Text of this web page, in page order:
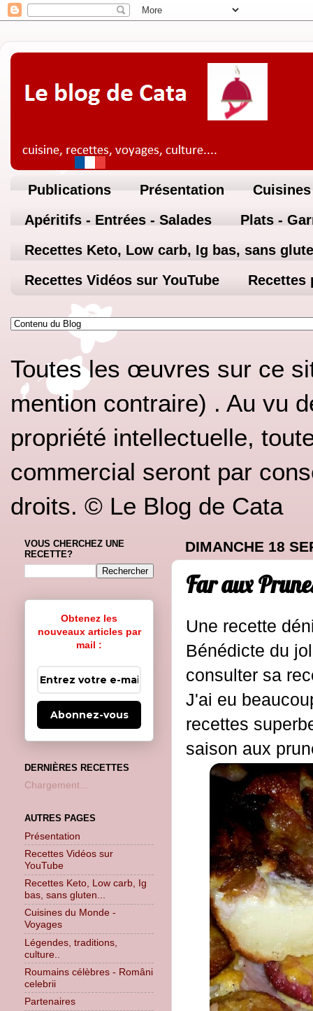
Publications Présentation
Apéritifs - Entrées - Salades
Plats -
Recettes Keto, Low carb, Ig bas, sans
Recettes Vidéos sur YouTube
Recettes
Toutes les œuvres sur ce
mention contraire) . Au vu
propriété intellectuelle,
commercial seront par
droits. © Le Blog de Cata
DIMANCHE 18
Far aux
Une recette
Bénédicte du
consulter sa
J'ai eu
recettes
saison aux
VOUS CHERCHEZ UNE
RECETTE?
Obtenez les
nouveaux articles par
mail :
Abonnez-vous
DERNIÈRES RECETTES
Chargement...
AUTRES PAGES
Présentation
Recettes Vidéos sur
YouTube
Recettes Keto, Low carb, Ig
bas, sans gluten...
Cuisines du Monde -
Voyages
Légendes, traditions,
culture..
Roumains célèbres - Români
celebrii
Partenaires